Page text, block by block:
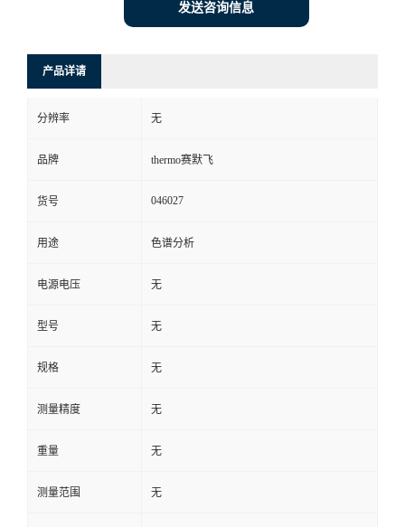
发送咨询信息
产品详请
分辨率 无
品牌 thermo赛默飞
货号 046027
用途 色谱分析
电源电压 无
型号 无
规格 无
测量精度 无
重量 无
测量范围 无